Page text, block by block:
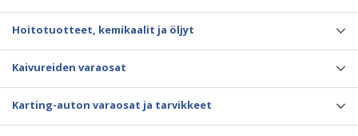
Hoitotuotteet, kemikaalit ja öljyt
Kaivureiden varaosat
Karting-auton varaosat ja tarvikkeet